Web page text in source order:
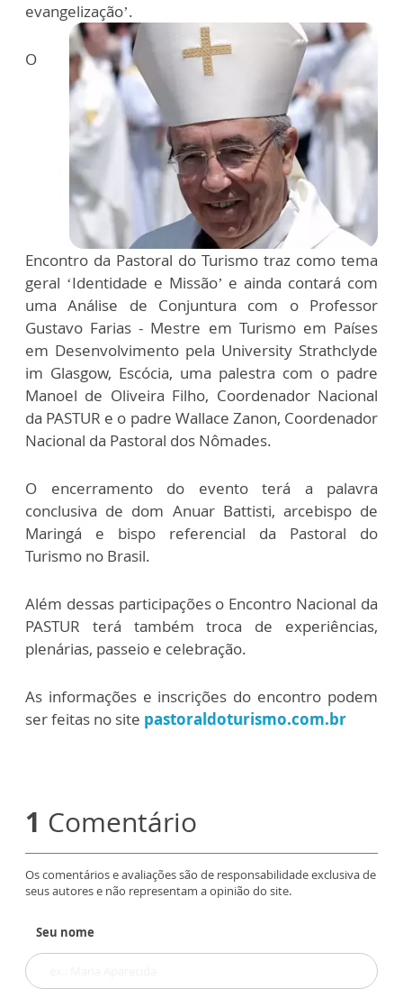
evangelização’.
O
Encontro da Pastoral do Turismo traz como tema
geral ‘Identidade e Missão’ e ainda contará com
uma Análise de Conjuntura com o Professor
Gustavo Farias - Mestre em Turismo em Países
em Desenvolvimento pela University Strathclyde
im Glasgow, Escócia, uma palestra com o padre
Manoel de Oliveira Filho, Coordenador Nacional
da PASTUR e o padre Wallace Zanon, Coordenador
Nacional da Pastoral dos Nômades.
O encerramento do evento terá a palavra
conclusiva de dom Anuar Battisti, arcebispo de
Maringá e bispo referencial da Pastoral do
Turismo no Brasil.
Além dessas participações o Encontro Nacional da
PASTUR terá também troca de experiências,
plenárias, passeio e celebração.
As informações e inscrições do encontro podem
ser feitas no site pastoraldoturismo.com.br
1 Comentário
Os comentários e avaliações são de responsabilidade exclusiva de
seus autores e não representam a opinião do site.
Seu nome